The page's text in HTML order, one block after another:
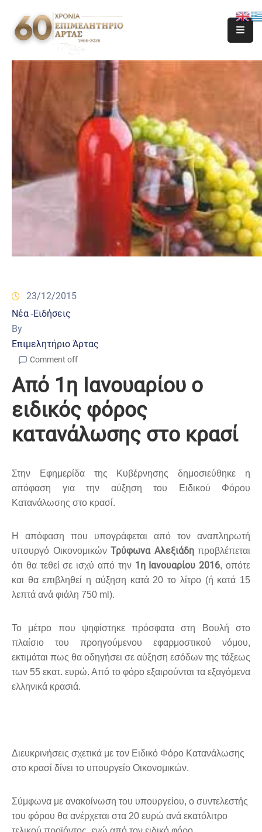
23/12/2015
Νέα -Ειδήσεις
By
Επιμελητήριο Άρτας
Comment off
Από 1η Ιανουαρίου ο
ειδικός φόρος
κατανάλωσης στο κρασί
Στην Εφημερίδα της Κυβέρνησης δημοσιεύθηκε η
απόφαση για την αύξηση του Ειδικού Φόρου
Κατανάλωσης στο κρασί.
Η απόφαση που υπογράφεται από τον αναπληρωτή
υπουργό Οικονομικών Τρύφωνα Αλεξιάδηπροβλέπεται
ότι θα τεθεί σε ισχύ από την 1η Ιανουαρίου 2016, οπότε
και θα επιβληθεί η αύξηση κατά 20 το λίτρο (ή κατά 15
λεπτά ανά φιάλη 750 ml).
Το μέτρο που ψηφίστηκε πρόσφατα στη Βουλή στο
πλαίσιο του προηγούμενου εφαρμοστικού νόμου,
εκτιμάται πως θα οδηγήσει σε αύξηση εσόδων της τάξεως
των 55 εκατ. ευρώ. Από το φόρο εξαιρούνται τα εξαγόμενα
ελληνικά κρασιά.
Διευκρινήσεις σχετικά με τον Ειδικό Φόρο Κατανάλωσης
στο κρασί δίνει το υπουργείο Οικονομικών.
Σύμφωνα με ανακοίνωση του υπουργείου, ο συντελεστής
του φόρου θα ανέρχεται στα 20 ευρώ ανά εκατόλιτρο